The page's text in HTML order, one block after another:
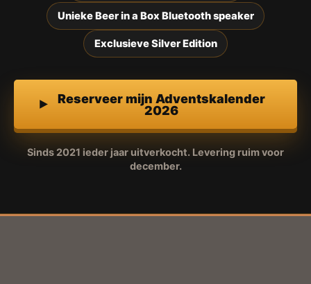
Unieke Beer in a Box Bluetooth speaker
Exclusieve Silver Edition
Reserveer mijn Adventskalender
2026
Sinds 2021 ieder jaar uitverkocht. Levering ruim voor
december.